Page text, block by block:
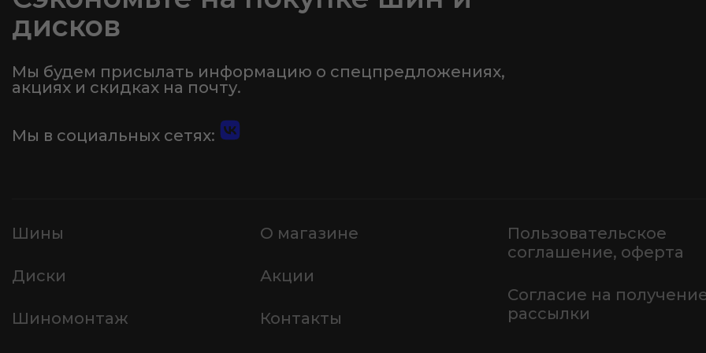
дисков
Мы будем присылать информацию о спецпредложениях,
акциях и скидках на почту.
Мы в социальных сетях:
Шины
Диски
Шиномонтаж
О магазине
Акции
Контакты
Пользовательское
соглашение, оферта
Согласие на
рассылки